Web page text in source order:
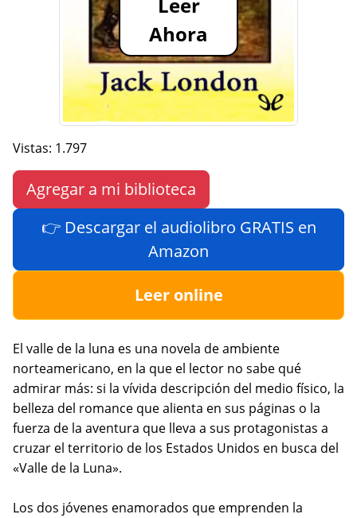
Ahora
Vistas: 1.797
Agregar a mi biblioteca
👉 Descargar el audiolibro GRATIS en
Amazon
Leer online
El valle de la luna es una novela de ambiente
norteamericano, en la que el lector no sabe qué
admirar más: si la vívida descripción del medio físico, la
belleza del romance que alienta en sus páginas o la
fuerza de la aventura que lleva a sus protagonistas a
cruzar el territorio de los Estados Unidos en busca del
«Valle de la Luna».
Los dos jóvenes enamorados que emprenden la